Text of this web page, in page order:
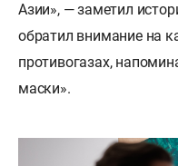
Азии», — заметил
обратил внимание на
противогазах,
маски».